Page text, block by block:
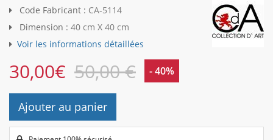
Code Fabricant : CA-5114
Dimension : 40 cm X 40 cm
Voir les informations détaillées
30,00€ 50,00 € - 40%
Ajouter au panier